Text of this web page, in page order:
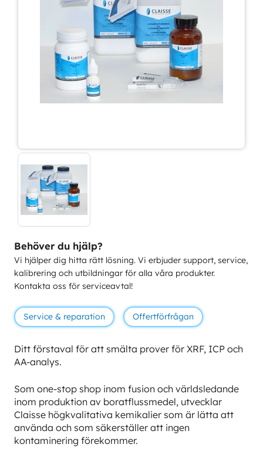
Behöver du hjälp?
Vi hjälper dig hitta rätt lösning. Vi erbjuder support, service,
kalibrering och utbildningar för alla våra produkter.
Kontakta oss för serviceavtal!
Service & reparation Offertförfrågan
Ditt förstaval för att smälta prover för XRF, ICP och
AA-analys.
Som one-stop shop inom fusion och världsledande
inom produktion av boratflussmedel, utvecklar
Claisse högkvalitativa kemikalier som är lätta att
använda och som säkerställer att ingen
kontaminering förekommer.